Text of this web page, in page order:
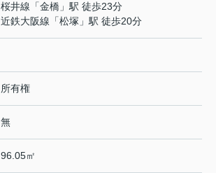
桜井線 「金橋 」駅 徒歩23分
近鉄大阪線 「松塚 」駅 徒歩20分
所有権
無
96.05㎡